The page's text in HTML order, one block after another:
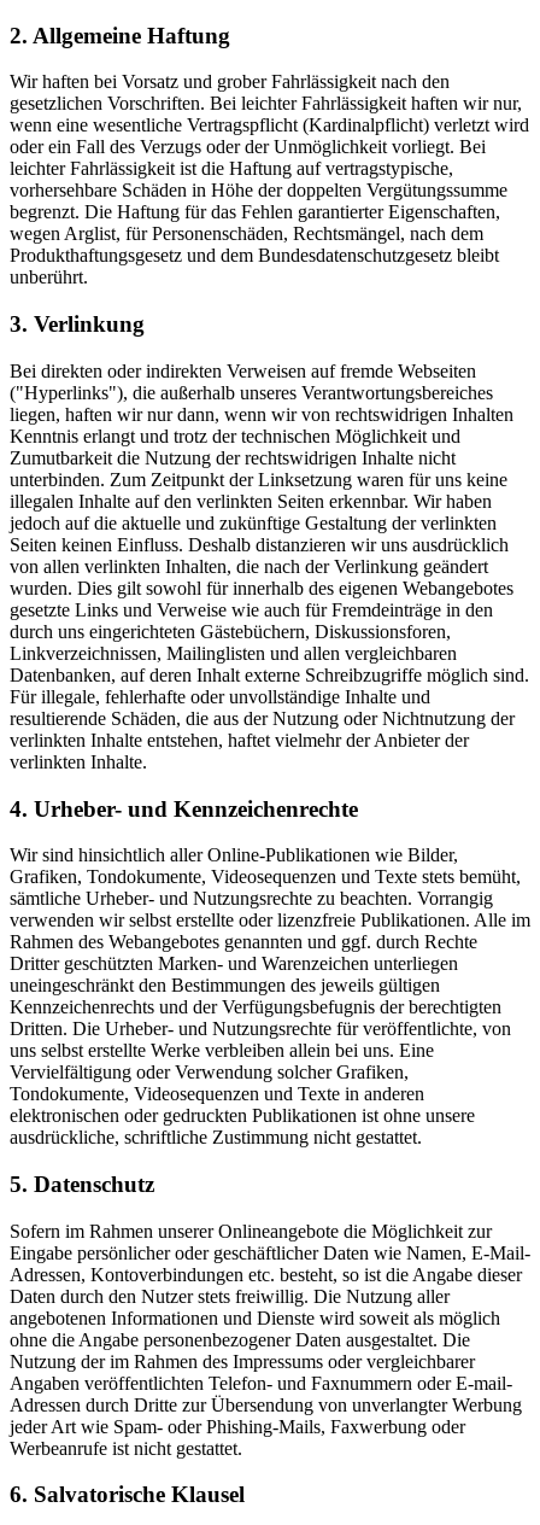
2. Allgemeine Haftung
Wir haften bei Vorsatz und grober Fahrlässigkeit nach den
gesetzlichen Vorschriften. Bei leichter Fahrlässigkeit haften wir nur,
wenn eine wesentliche Vertragspflicht (Kardinalpflicht) verletzt wird
oder ein Fall des Verzugs oder der Unmöglichkeit vorliegt. Bei
leichter Fahrlässigkeit ist die Haftung auf vertragstypische,
vorhersehbare Schäden in Höhe der doppelten Vergütungssumme
begrenzt. Die Haftung für das Fehlen garantierter Eigenschaften,
wegen Arglist, für Personenschäden, Rechtsmängel, nach dem
Produkthaftungsgesetz und dem Bundesdatenschutzgesetz bleibt
unberührt.
3. Verlinkung
Bei direkten oder indirekten Verweisen auf fremde Webseiten
("Hyperlinks"), die außerhalb unseres Verantwortungsbereiches
liegen, haften wir nur dann, wenn wir von rechtswidrigen Inhalten
Kenntnis erlangt und trotz der technischen Möglichkeit und
Zumutbarkeit die Nutzung der rechtswidrigen Inhalte nicht
unterbinden. Zum Zeitpunkt der Linksetzung waren für uns keine
illegalen Inhalte auf den verlinkten Seiten erkennbar. Wir haben
jedoch auf die aktuelle und zukünftige Gestaltung der verlinkten
Seiten keinen Einfluss. Deshalb distanzieren wir uns ausdrücklich
von allen verlinkten Inhalten, die nach der Verlinkung geändert
wurden. Dies gilt sowohl für innerhalb des eigenen Webangebotes
gesetzte Links und Verweise wie auch für Fremdeinträge in den
durch uns eingerichteten Gästebüchern, Diskussionsforen,
Linkverzeichnissen, Mailinglisten und allen vergleichbaren
Datenbanken, auf deren Inhalt externe Schreibzugriffe möglich sind.
Für illegale, fehlerhafte oder unvollständige Inhalte und
resultierende Schäden, die aus der Nutzung oder Nichtnutzung der
verlinkten Inhalte entstehen, haftet vielmehr der Anbieter der
verlinkten Inhalte.
4. Urheber- und Kennzeichenrechte
Wir sind hinsichtlich aller Online-Publikationen wie Bilder,
Grafiken, Tondokumente, Videosequenzen und Texte stets bemüht,
sämtliche Urheber- und Nutzungsrechte zu beachten. Vorrangig
verwenden wir selbst erstellte oder lizenzfreie Publikationen. Alle im
Rahmen des Webangebotes genannten und ggf. durch Rechte
Dritter geschützten Marken- und Warenzeichen unterliegen
uneingeschränkt den Bestimmungen des jeweils gültigen
Kennzeichenrechts und der Verfügungsbefugnis der berechtigten
Dritten. Die Urheber- und Nutzungsrechte für veröffentlichte, von
uns selbst erstellte Werke verbleiben allein bei uns. Eine
Vervielfältigung oder Verwendung solcher Grafiken,
Tondokumente, Videosequenzen und Texte in anderen
elektronischen oder gedruckten Publikationen ist ohne unsere
ausdrückliche, schriftliche Zustimmung nicht gestattet.
5. Datenschutz
Sofern im Rahmen unserer Onlineangebote die Möglichkeit zur
Eingabe persönlicher oder geschäftlicher Daten wie Namen, E-Mail-
Adressen, Kontoverbindungen etc. besteht, so ist die Angabe dieser
Daten durch den Nutzer stets freiwillig. Die Nutzung aller
angebotenen Informationen und Dienste wird soweit als möglich
ohne die Angabe personenbezogener Daten ausgestaltet. Die
Nutzung der im Rahmen des Impressums oder vergleichbarer
Angaben veröffentlichten Telefon- und Faxnummern oder E-mail-
Adressen durch Dritte zur Übersendung von unverlangter Werbung
jeder Art wie Spam- oder Phishing-Mails, Faxwerbung oder
Werbeanrufe ist nicht gestattet.
6. Salvatorische Klausel